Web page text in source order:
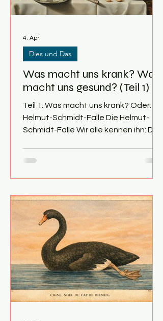
Was macht uns krank? Was
macht uns gesund? (Teil 1)
Teil 1: Was macht uns krank? Oder: die
Helmut-Schmidt-Falle Die Helmut-
Schmidt-Falle Wir alle kennen ihn: Den
wir unterliegen hier einem
Statistik bekannt unter der
Bezeichnung „Survivor Bias“. Wir
schauen auf die Ausnahme, um die
Regel zu ignorieren. Die bittere
Wahrheit ist: Der fröhliche Onkel oder
Helmut Schmidt wurden nicht wegen,
sondern tr
Dies und Das
4. Apr.